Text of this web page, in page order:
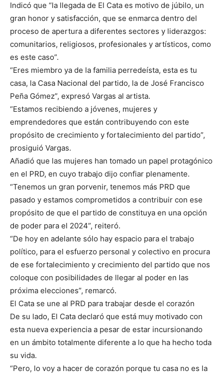
Indicó que “la llegada de El Cata es motivo de júbilo, un
gran honor y satisfacción, que se enmarca dentro del
proceso de apertura a diferentes sectores y liderazgos:
comunitarios, religiosos, profesionales y artísticos, como
es este caso”.
“Eres miembro ya de la familia perredeísta, esta es tu
casa, la Casa Nacional del partido, la de José Francisco
Peña Gómez”, expresó Vargas al artista.
“Estamos recibiendo a jóvenes, mujeres y
emprendedores que están contribuyendo con este
propósito de crecimiento y fortalecimiento del partido”,
prosiguió Vargas.
Añadió que las mujeres han tomado un papel protagónico
en el PRD, en cuyo trabajo dijo confiar plenamente.
“Tenemos un gran porvenir, tenemos más PRD que
pasado y estamos comprometidos a contribuir con ese
propósito de que el partido de constituya en una opción
de poder para el 2024”, reiteró.
“De hoy en adelante sólo hay espacio para el trabajo
político, para el esfuerzo personal y colectivo en procura
de ese fortalecimiento y crecimiento del partido que nos
coloque con posibilidades de llegar al poder en las
próxima elecciones”, remarcó.
El Cata se une al PRD para trabajar desde el corazón
De su lado, El Cata declaró que está muy motivado con
esta nueva experiencia a pesar de estar incursionando
en un ámbito totalmente diferente a lo que ha hecho toda
su vida.
“Pero, lo voy a hacer de corazón porque tu casa no es la